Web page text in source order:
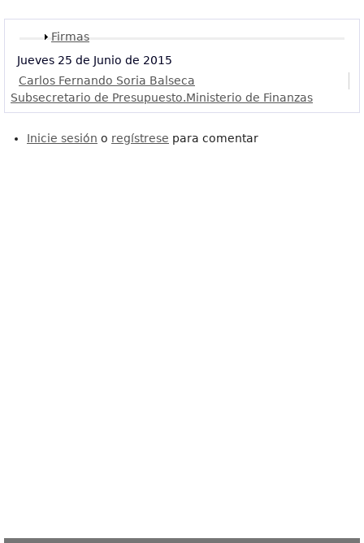
Mostrar
Firmas
Jueves 25 de Junio de 2015
Carlos Fernando Soria Balseca
Subsecretario de Presupuesto.Ministerio de Finanzas
Inicie sesión o regístrese para comentar